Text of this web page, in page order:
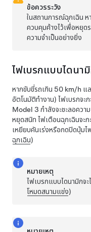
ข้อควรระวัง
ในสถานการณ์ฉุกเฉิน
ควบคุมค้างไว้เพื่อหยุด
ความจำเป็นอย่างยิ่ง
ไฟเบรกแบบไดนา
หากขับขี่รถเกิน 50 km/h แ
อัตโนมัติทำงาน) ไฟเบรกจะ
Model 3 กำลังจะชะลอควา
หยุดสนิท ไฟเตือนฉุกเฉินจะ
เหยียบคันเร่งหรือกดปิดปุ่ม
ฉุกเฉิน)
หมายเหตุ
ไฟเบรกแบบไดนามิกจ
โหมดสนามแข่ง)